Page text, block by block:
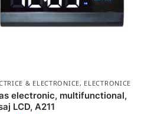
& ELECTRONICE, ELECTRONICE
electronic, multifunctional,
LCD, A211